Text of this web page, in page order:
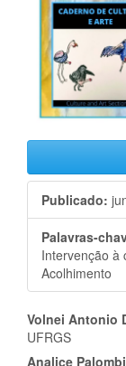
Publicado:
Palavras-
Intervenção à
Acolhimento
do
Volnei Antonio
UFRGS
Analice